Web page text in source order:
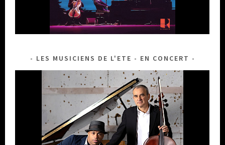
LES MUSICIENS DE L'ETE - EN CONCERT